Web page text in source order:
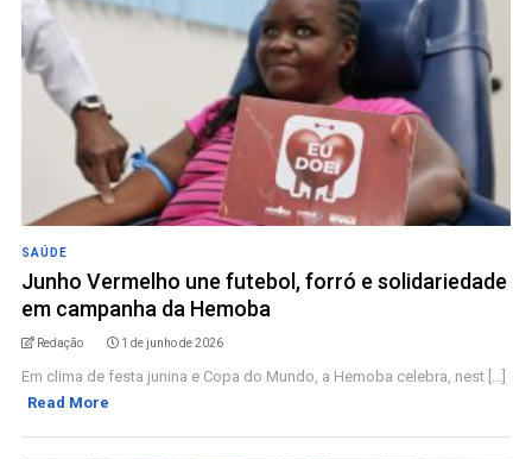
SAÚDE
Junho Vermelho une futebol, forró e solidariedade
em campanha da Hemoba
Redação 1 de junho de 2026
Em clima de festa junina e Copa do Mundo, a Hemoba celebra, nest [...]
Read More